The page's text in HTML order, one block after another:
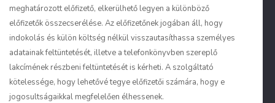
meghatározott előfizető, elkerülhető legyen a különböző
előfizetők összecserélése. Az előfizetőnek jogában áll, hogy
indokolás és külön költség nélkül visszautasíthassa személyes
adatainak feltüntetését, illetve a telefonkönyvben szereplő
lakcímének részbeni feltüntetését is kérheti. A szolgáltató
kötelessége, hogy lehetővé tegye előfizetői számára, hogy e
jogosultságaikkal megfelelően élhessenek.